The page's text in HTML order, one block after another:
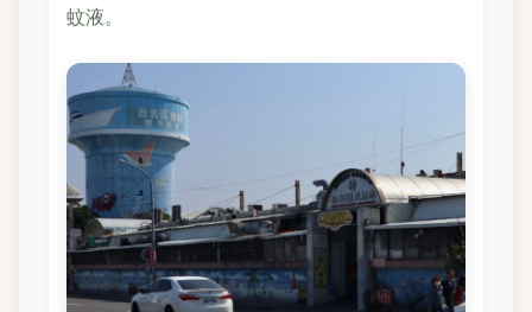
蚊液。